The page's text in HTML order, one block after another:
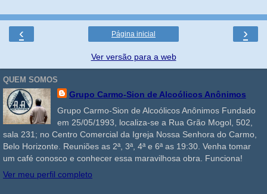
‹ ›
Página inicial
Ver versão para a web
QUEM SOMOS
Grupo Carmo-Sion de Alcoólicos Anônimos
Grupo Carmo-Sion de Alcoólicos Anônimos Fundado
em 25/05/1993, localiza-se a Rua Grão Mogol, 502,
sala 231; no Centro Comercial da Igreja Nossa Senhora do Carmo,
Belo Horizonte. Reuniões as 2ª, 3ª, 4ª e 6ª as 19:30. Venha tomar
um café conosco e conhecer essa maravilhosa obra. Funciona!
Ver meu perfil completo